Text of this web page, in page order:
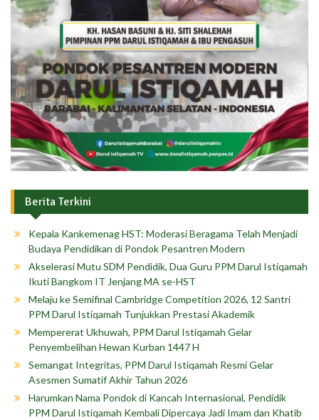
Berita Terkini
Kepala Kankemenag HST: Moderasi Beragama Telah Menjadi
Budaya Pendidikan di Pondok Pesantren Modern
Akselerasi Mutu SDM Pendidik, Dua Guru PPM Darul Istiqamah
Ikuti Bangkom IT Jenjang MA se-HST
Melaju ke Semifinal Cambridge Competition 2026, 12 Santri
PPM Darul Istiqamah Tunjukkan Prestasi Akademik
Mempererat Ukhuwah, PPM Darul Istiqamah Gelar
Penyembelihan Hewan Kurban 1447 H
Semangat Integritas, PPM Darul Istiqamah Resmi Gelar
Asesmen Sumatif Akhir Tahun 2026
Harumkan Nama Pondok di Kancah Internasional, Pendidik
PPM Darul Istiqamah Kembali Dipercaya Jadi Imam dan Khatib